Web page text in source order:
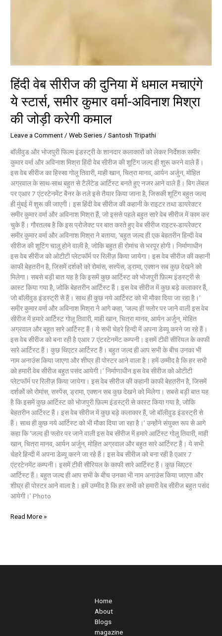
हिंदी वेब सीरीज की दुनिया में धमाल मचाएंगे
ये स्टार्स, समीर कुमार वर्मा-अविनाश मिश्रा
की जोड़ी करेगी कमाल
Leave a Comment/Web Series/Santosh Tripathi
बॉलीवुड और भोजपुरी फिल्म इंडस्ट्री के शानदार कलाकारों को लेकर निर्देशक समीर
कुमार वर्मा और अविनाश मिश्रा हिंदी वेब सीरीज की शूटिंग जल्द ही शुरू करने वाले हैं।
इस वेब सीरीज का हिस्सा गोलू तिवारी, माही खान, चित्रा मानव, आर्यन अर्जुन, मोहित
अग्रवाल के साथ-साथ बहुत से टैलेंटेड आर्टिस्ट बनते हुए नजर आने वाले हैं। बिग लेबल
पर एआर 7 एंटरटेनमेंट बैनर के तले इसे तैयार किया जाना है, जिसकी शूटिंग बहुत जल्द
ही मुंबई में शुरू की जाएगी। इस हिंदी वेब सीरीज की कहानी के राइटर तथा डायरेक्टर
समीर कुमार वर्मा और अविनाश मिश्रा हैं, जो इससे पहले बहुत सारे वेब सीरीज में काम कर
चुके हैं। गौरतलब है कि इस प्रोजेक्ट पर बात करते हुए वेब सीरीज राइटर-डायरेक्टर
समीर कुमार वर्मा और अविनाश मिश्रा ने बताया, ‘बहुत जल्द ही एक बेहतरीन हिन्दी वेब
सीरीज की शूटिंग चालू होने वाली है, जोकि बहुत ही रोमांच से‌ भरपूर होगी। निर्माणाधीन
इस वेब सीरीज को ओटीटी प्लेटफॉर्म पर रिलीज़ किया जायेगा। इस वेब सीरीज की कहानी
काफी बेहतरीन है, जिसमें दर्शकों को रोमांस, सस्पेंस, ड्रामा, एक्शन सब कुछ देखने को
मिलेगा। सबसे बड़ी बात यह है कि इसमें कुछ आर्टिस्ट को भोजपुरी फ़िल्म इंडस्ट्री से
कास्ट किया गया है, जोकि बेहतरीन आर्टिस्ट हैं। इस वेब सीरीज में कुछ बड़े कलाकार हैं,
जो बॉलीवुड इंडस्ट्री से हैं। साथ ही कुछ नये आर्टिस्ट को भी मौका दिया जा रहा है।’
समीर कुमार वर्मा और अविनाश मिश्रा ने आगे कहा, ‘जल्द ही फ्लोर पर जाने वाली इस वेब
सीरीज में हमारे आर्टिस्ट गोलू तिवारी, माही खान, चित्रा मानव, आर्यन अर्जुन, मोहित
अग्रवाल और बहुत सारे आर्टिस्ट हैं। ये सभी चेहरे हिन्दी में अपना डेब्यू करने जा रहे हैं।
इस वेब सीरीज को बना रही है एआर 7 एंटरटेनमेंट कम्पनी। इसमें टीवी सीरियल के काफी
सारे आर्टिस्ट हैं। कुछ थिएटर आर्टिस्ट हैं। बहुत जल्द ही आप सभी के बीच उनका भी
नाम अनाउंस किया जाएगा और शीघ्र ही पोस्टर आने वाला है। हमें उम्मीद है कि हर सभी
को हमारी वेब सीरीज बहुत पसंद आयेगी।’ निर्माणाधीन इस वेब सीरीज को ओटीटी
प्लेटफॉर्म पर रिलीज़ किया जायेगा। इस वेब सीरीज की कहानी काफी बेहतरीन है, जिसमें
दर्शकों को रोमांस, सस्पेंस, ड्रामा, एक्शन सब कुछ देखने को मिलेगा। सबसे बड़ी बात यह
है कि इसमें कुछ आर्टिस्ट को भोजपुरी फ़िल्म इंडस्ट्री से कास्ट किया गया है, जोकि
बेहतरीन आर्टिस्ट हैं। इस वेब सीरीज में कुछ बड़े कलाकार हैं, जो बॉलीवुड इंडस्ट्री से
हैं। साथ ही कुछ नये आर्टिस्ट को भी मौका दिया जा रहा है।’ उन्होंने संयुक्त रूप से आगे
कहा कि ‘जल्द ही फ्लोर पर जाने वाली इस वेब सीरीज में हमारे आर्टिस्ट गोलू तिवारी, माही
खान, चित्रा मानव, आर्यन अर्जुन, मोहित अग्रवाल और बहुत सारे आर्टिस्ट हैं। ये सभी
चेहरे हिन्दी में अपना डेब्यू करने जा रहे हैं। इस वेब सीरीज को बना रही है एआर 7
एंटरटेनमेंट कम्पनी। इसमें टीवी सीरियल के काफी सारे आर्टिस्ट हैं। कुछ थिएटर
आर्टिस्ट हैं। बहुत जल्द ही आप सभी के बीच उनका भी नाम अनाउंस किया जाएगा और
शीघ्र ही पोस्टर आने वाला है। हमें उम्मीद है कि हर सभी को हमारी वेब सीरीज बहुत पसंद
आयेगी।’ Photo
Read More »
Home
About
Blogs
magazine